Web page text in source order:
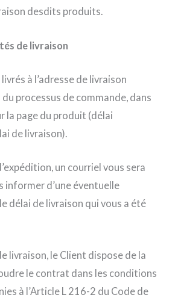
desdits produits.
de livraison
à l’adresse de livraison
processus de commande, dans
la page du produit (délai
de livraison).
un courriel vous sera
informer d’une éventuelle
délai de livraison qui vous a été
livraison, le Client dispose de la
le contrat dans les conditions
à l’Article L 216-2 du Code de